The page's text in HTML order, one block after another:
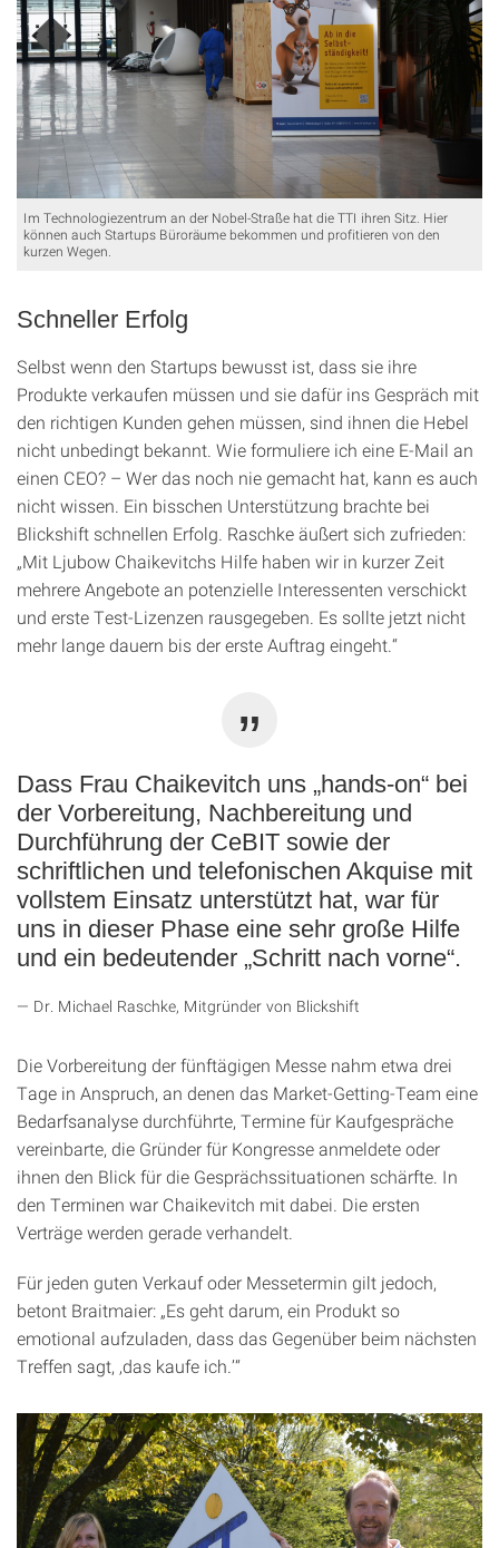
Im Technologiezentrum an der Nobel-Straße hat die TTI ihren Sitz. Hier
können auch Startups Büroräume bekommen und profitieren von den
kurzen Wegen.
Schneller Erfolg
Selbst wenn den Startups bewusst ist, dass sie ihre
Produkte verkaufen müssen und sie dafür ins Gespräch mit
den richtigen Kunden gehen müssen, sind ihnen die Hebel
nicht unbedingt bekannt. Wie formuliere ich eine E-Mail an
einen CEO? – Wer das noch nie gemacht hat, kann es auch
nicht wissen. Ein bisschen Unterstützung brachte bei
Blickshift schnellen Erfolg. Raschke äußert sich zufrieden:
„Mit Ljubow Chaikevitchs Hilfe haben wir in kurzer Zeit
mehrere Angebote an potenzielle Interessenten verschickt
und erste Test-Lizenzen rausgegeben. Es sollte jetzt nicht
mehr lange dauern bis der erste Auftrag eingeht.“
Dass Frau Chaikevitch uns „hands-on“ bei
der Vorbereitung, Nachbereitung und
Durchführung der CeBIT sowie der
schriftlichen und telefonischen Akquise mit
vollstem Einsatz unterstützt hat, war für
uns in dieser Phase eine sehr große Hilfe
und ein bedeutender „Schritt nach vorne“.
Dr. Michael Raschke, Mitgründer von Blickshift
Die Vorbereitung der fünftägigen Messe nahm etwa drei
Tage in Anspruch, an denen das Market-Getting-Team eine
Bedarfsanalyse durchführte, Termine für Kaufgespräche
vereinbarte, die Gründer für Kongresse anmeldete oder
ihnen den Blick für die Gesprächssituationen schärfte. In
den Terminen war Chaikevitch mit dabei. Die ersten
Verträge werden gerade verhandelt.
Für jeden guten Verkauf oder Messetermin gilt jedoch,
betont Braitmaier: „Es geht darum, ein Produkt so
emotional aufzuladen, dass das Gegenüber beim nächsten
Treffen sagt, ‚das kaufe ich.’“